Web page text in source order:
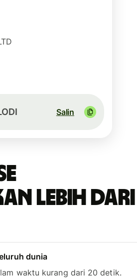
Salin
lebih dari
dunia
waktu kurang dari 20 detik.